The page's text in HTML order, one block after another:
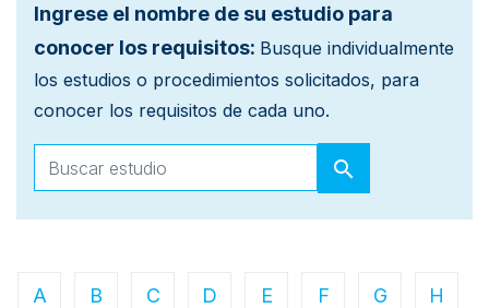
Ingrese el nombre de su estudio para
conocer los requisitos: Busque individualmente
los estudios o procedimientos solicitados, para
conocer los requisitos de cada uno.
search
A B C D E F G H